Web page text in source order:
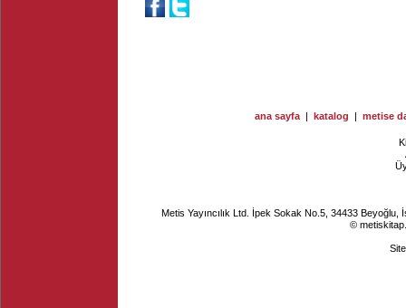
ana sayfa | katalog | metise
Metis Yayıncılık Ltd. İpek Sokak No.5, 34433
©